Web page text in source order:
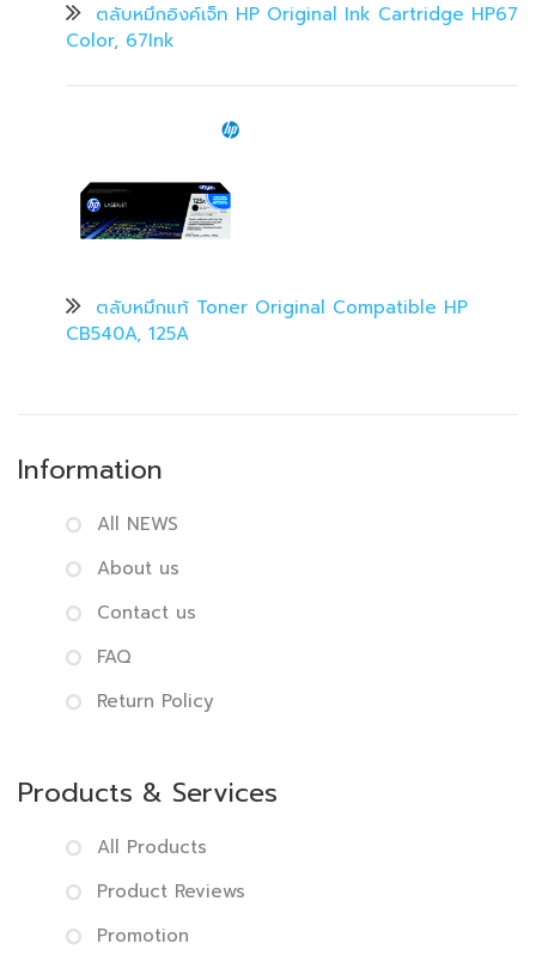
ตลับหมึกอิงค์เจ็ท HP Original Ink Cartridge HP67
Color, 67Ink
ตลับหมึกแท้ Toner Original Compatible HP
CB540A, 125A
Information
All NEWS
About us
Contact us
FAQ
Return Policy
Products & Services
All Products
Product Reviews
Promotion